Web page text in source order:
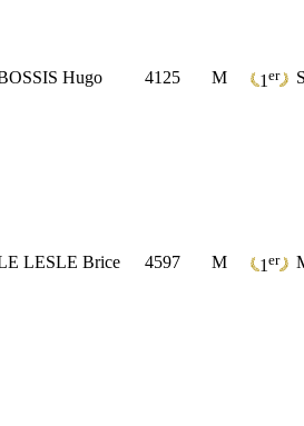
Hugo 4125 M 1 er
LESLE Brice 4597 M 1 er